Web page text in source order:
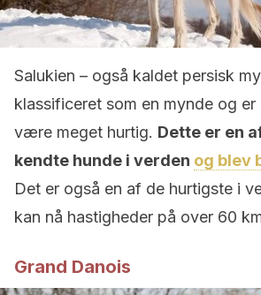
Salukien – også kaldet persisk
klassificeret som en mynde og
være meget hurtig. Dette er en
kendte hunde i verden og blev
Det er også en af ​​de hurtigste i
kan nå hastigheder på over 60
Grand Danois